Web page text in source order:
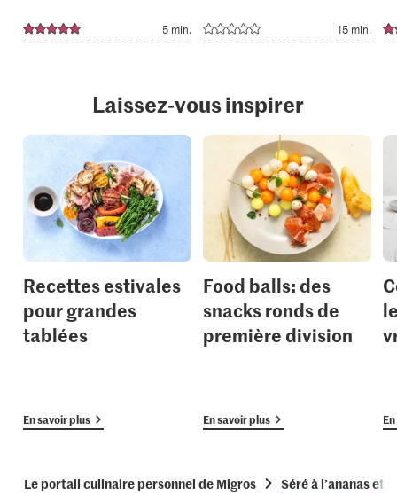
5 min. 15 min.
Laissez-vous inspirer
Recettes estivales
pour grandes
tablées
En savoir plus
Food balls: des
snacks ronds de
première division
En savoir plus
Le portail culinaire personnel de Migros Séré à l’ananas et